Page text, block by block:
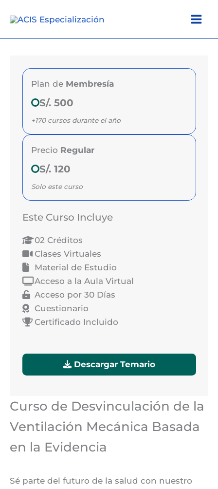
Curso de Desvinculación de la
Ventilación Mecánica Basada
en la Evidencia
Sé parte del futuro de la salud con nuestro
Plan de Membresía
S/. 500
+170 cursos durante el año
Precio Regular
S/. 120
Solo este curso
Este Curso Incluye
02 Créditos
Clases Virtuales
Material de Estudio
Acceso a la Aula Virtual
Acceso por 30 Días
Cuestionario
Certificado Incluido
Descargar Temario